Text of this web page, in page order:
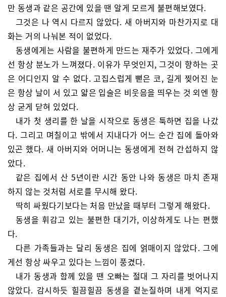
만 동생과 같은 공간에 있을 땐 알게 모르게 불편해보였다.
그것은 나 역시 다르지 않았다. 새 아버지와 마찬가지로 대
화는 거의 나눠본 적이 없었다.
동생에게는 사람을 불편하게 만드는 재주가 있었다. 그에게
선 항상 분노가 느껴졌다. 이유가 무엇인지, 그것이 향하는 곳
은 어디인지 알 수 없다. 고집스럽게 뻗은 코, 길게 찢어진 눈
은 항상 날이 서 있고 얇은 입술은 비웃음을 띄우는 것 외엔 항
상 굳게 닫혀 있었다.
내가 첫 생리를 한 날을 시작으로 동생은 툭하면 집을 나갔
다. 그리고 며칠이고 밖에서 지내다가 어느 순간 집에 돌아와
있곤 했다. 새 아버지와 어머니는 동생에게 전혀 간섭하지 않
았다.
같은 집에서 산 5년이란 시간 동안 나와 동생은 마치 존재
하지 않는 것처럼 서로를 무시해 왔다.
딱히 싸웠다기보다는 처음 만났을 때부터 그렇게 해왔다.
동생을 휘감고 있는 불편한 대기가, 이상하게도 나는 편했
다.
다른 가족들과는 달리 동생은 집에 얽매이지 않았다. 그에
게선 항상 싸우고 있다는 느낌이 풍겼다.
내가 동생과 함께 있을 땐 오빠는 절대 그 자리를 벗어나지
않았다. 감시하듯 힐끔힐끔 동생을 곁눈질하며 내게 억지로